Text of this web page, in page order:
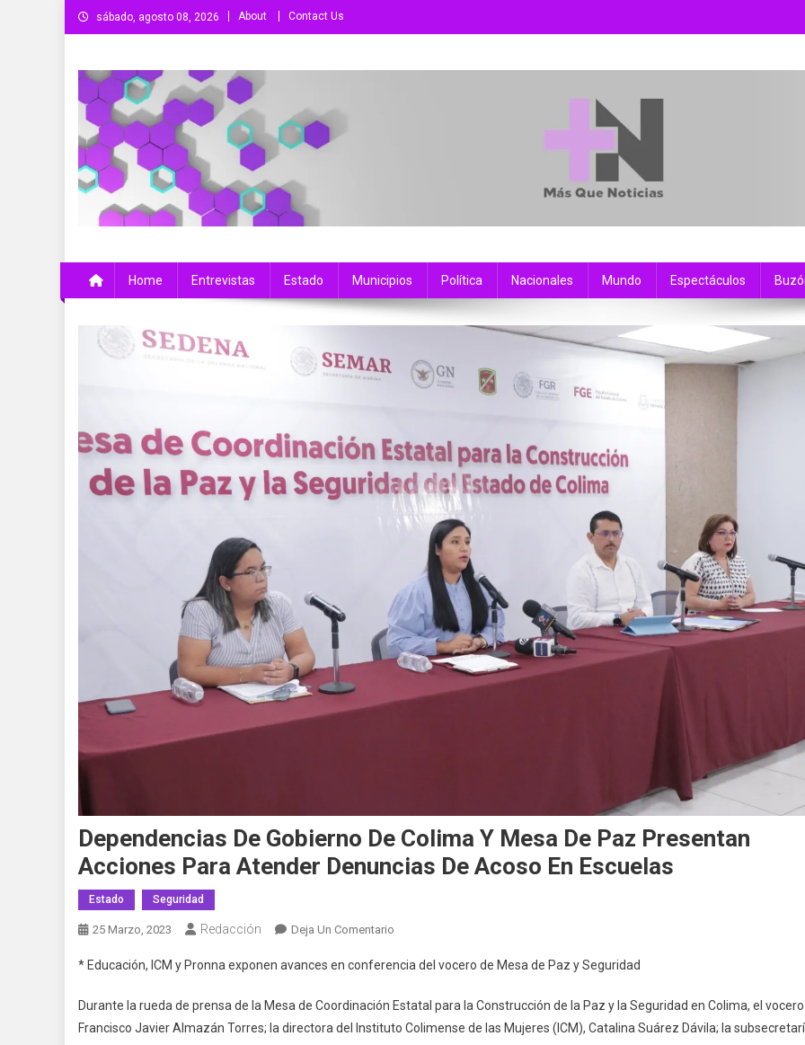
Saltar
al
sábado, agosto 08, 2026 About Contact Us
Home Entrevistas Estado Municipios Política Nacionales Mundo Espectáculos
Dependencias De Gobierno De Colima Y Mesa De Paz Presentan
Acciones Para Atender Denuncias De Acoso En Escuelas
Estado Seguridad
25 Marzo, 2023 Redacción Deja Un Comentario
De
De
Colima
* Educación, ICM y Pronna exponen avances en conferencia del vocero de Mesa de Paz y Seguridad
Durante la rueda de prensa de la Mesa de Coordinación Estatal para la Construcción de la Paz y la Seguridad en Colima, el vocero
Francisco Javier Almazán Torres; la directora del Instituto Colimense de las Mujeres (ICM), Catalina Suárez Dávila; la